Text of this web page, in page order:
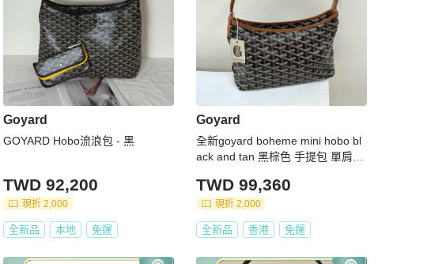
Goyard
GOYARD Hobo流浪包 - 黑
TWD 92,200
現折 2,000
全新品 本地 免運
Goyard
全新goyard boheme mini hobo bl
ack and tan 黑棕色 手提包 單肩包
TWD 99,360
現折 2,000
全新品 香港 免運